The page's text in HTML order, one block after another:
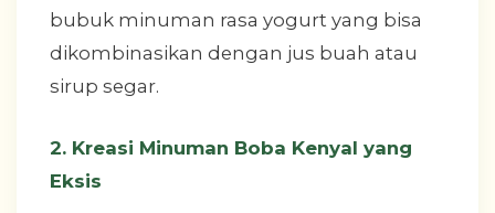
bubuk minuman rasa yogurt yang bisa
dikombinasikan dengan jus buah atau
sirup segar.
2. Kreasi Minuman Boba Kenyal yang
Eksis